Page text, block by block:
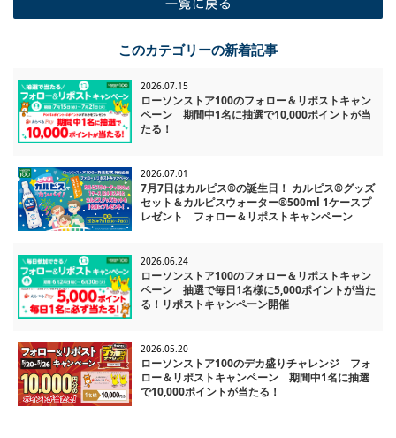
このカテゴリーの新着記事
2026.07.15
ローソンストア100のフォロー＆リポストキャン
ペーン 期間中1名に抽選で10,000ポイントが当
たる！
2026.07.01
7月7日はカルピス®の誕生日！ カルピス®グッズ
セット＆カルピスウォーター®500ml 1ケースプ
レゼント フォロー＆リポストキャンペーン
2026.06.24
ローソンストア100のフォロー＆リポストキャン
ペーン 抽選で毎日1名様に5,000ポイントが当た
る！リポストキャンペーン開催
2026.05.20
ローソンストア100のデカ盛りチャレンジ フォ
ロー＆リポストキャンペーン 期間中1名に抽選
で10,000ポイントが当たる！